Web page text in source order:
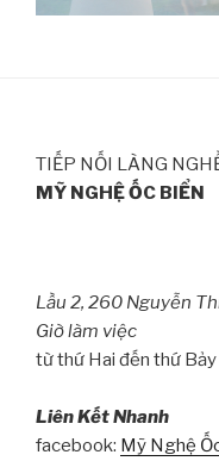
TIẾP NỐI LÀNG
MỸ NGHỆ ỐC BIỂN
Lầu 2, 260 Nguyễn
Giờ làm việc
từ thứ Hai đến thứ Bảy
Liên Kết Nhanh
facebook: Mỹ Nghệ